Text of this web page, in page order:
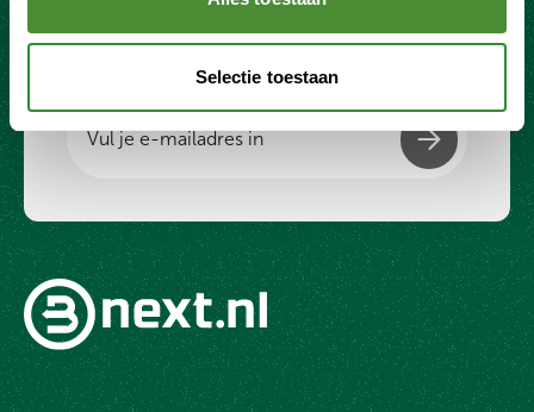
Selectie toestaan
over circulaire oplossingen, innovatieve
technologieën en blijf op de hoogte over
veranderingen in wet- en regelgeving.